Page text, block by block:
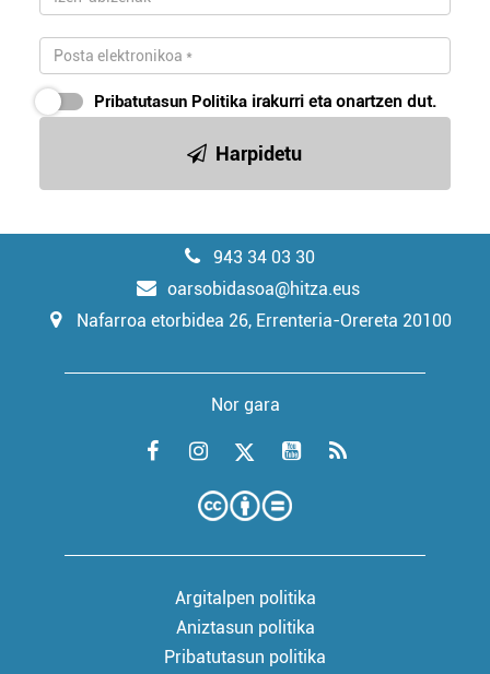
Pribatutasun Politika irakurri eta onartzen dut.
Harpidetu
943 34 03 30
oarsobidasoa@hitza.eus
Nafarroa etorbidea 26, Errenteria-Orereta 20100
Nor gara
Argitalpen politika
Aniztasun politika
Pribatutasun politika